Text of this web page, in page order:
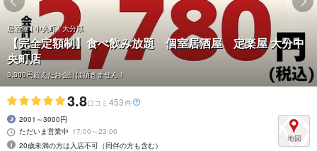
居酒屋 | 中央町 | 大分県
【完全定額制】食べ飲み放題 個室居酒屋 定楽屋 大分中
央町店
3,300円超えたお会計は頂きません！
3.8口コミ 453件
2001～3000円
ただいま営業中 17:00～23:00
20歳未満の方は入店不可（同伴の方も含む）